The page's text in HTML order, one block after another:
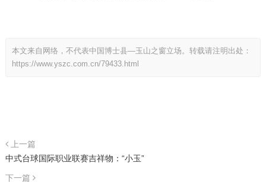
本文来自网络，不代表中国博士县—玉山之窗立场。转载请注明出处：
https://www.yszc.com.cn/79433.html
上一篇
中式台球国际职业联赛吉祥物：“小玉”
下一篇